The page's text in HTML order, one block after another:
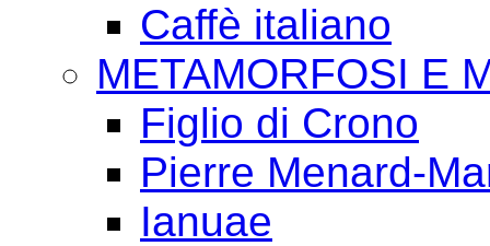
Caffè italiano
METAMORFOSI E
Figlio di Crono
Pierre Menard-
Ianuae